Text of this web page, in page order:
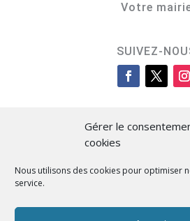
Gérer le
cookies
Nous utilisons des cookies pour optimiser
service.
Votre
SUIVEZ-
Cità di